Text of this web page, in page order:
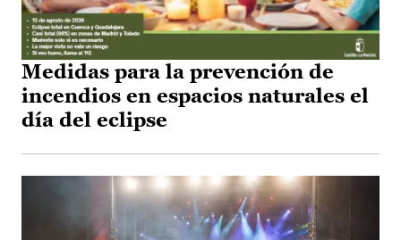
Medidas para la prevención de
incendios en espacios naturales el
día del eclipse